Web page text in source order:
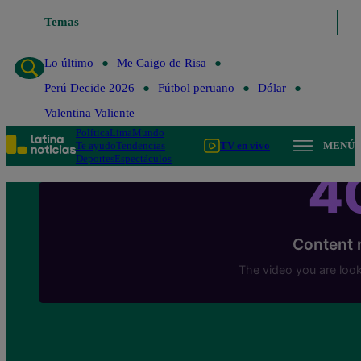
Temas
Lo último
Me Caigo de Risa
Perú Decide 2026
Fútbol peruano
Dólar
Valentina Valiente
PolíticaLimaMundo
Te ayudoTendencias
DeportesEspectáculos
TV en vivo MENÚ